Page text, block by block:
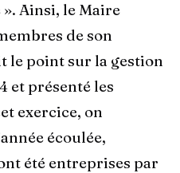
Ainsi, le Maire
de son
le point sur la gestion
et présenté les
exercice, on
écoulée,
été entreprises par